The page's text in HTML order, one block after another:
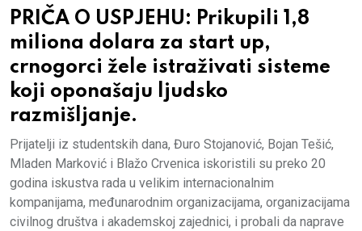
PRIČA O USPJEHU: Prikupili 1,8
miliona dolara za start up,
crnogorci žele istraživati sisteme
koji oponašaju ljudsko
razmišljanje.
Prijatelji iz studentskih dana, Đuro Stojanović, Bojan Tešić,
Mladen Marković i Blažo Crvenica iskoristili su preko 20
godina iskustva rada u velikim internacionalnim
kompanijama, međunarodnim organizacijama, organizacijama
civilnog društva i akademskoj zajednici, i probali da naprave